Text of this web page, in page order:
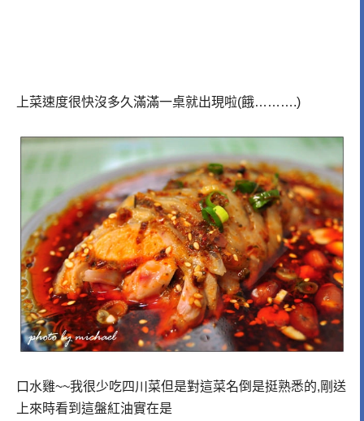
上菜速度很快沒多久滿滿一桌就出現啦(餓……….)
口水雞~~我很少吃四川菜但是對這菜名倒是挺熟悉的,剛送
上來時看到這盤紅油實在是